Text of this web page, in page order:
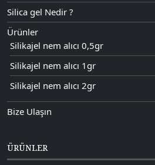
Silica gel Nedir ?
Ürünler
Silikajel nem alıcı 0,5gr
Silikajel nem alıcı 1gr
Silikajel nem alıcı 2gr
Bize Ulaşın
ÜRÜNLER